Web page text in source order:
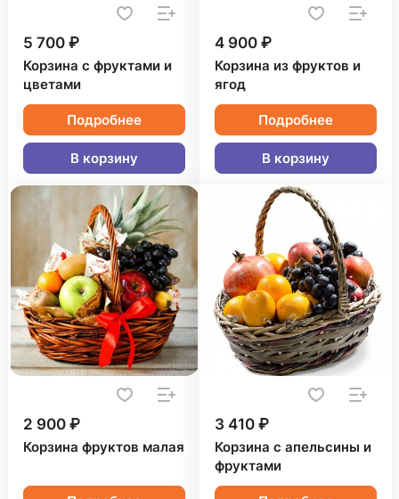
5 700 ₽
Корзина с фруктами и
цветами
Подробнее
В корзину
4 900 ₽
Корзина из фруктов и
ягод
Подробнее
В корзину
2 900 ₽
Корзина фруктов малая
3 410 ₽
Корзина с апельсины и
фруктами